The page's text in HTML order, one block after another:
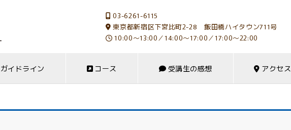
03-6261-6115
東京都新宿区下宮比町2-28 飯田橋ハイタウン711号
10:00～13:00／14:00～17:00／17:00～22:00
ガイドライン コース 受講生の感想 アクセス